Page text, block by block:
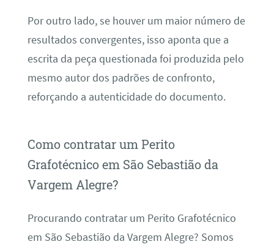
Por outro lado, se houver um maior número de
resultados convergentes, isso aponta que a
escrita da peça questionada foi produzida pelo
mesmo autor dos padrões de confronto,
reforçando a autenticidade do documento.
Como contratar um Perito
Grafotécnico em São Sebastião da
Vargem Alegre?
Procurando contratar um Perito Grafotécnico
em São Sebastião da Vargem Alegre? Somos